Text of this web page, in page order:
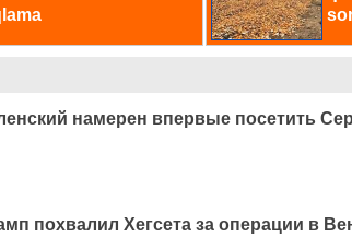
намерен впервые посетить
похвалил Хегсета за операции в